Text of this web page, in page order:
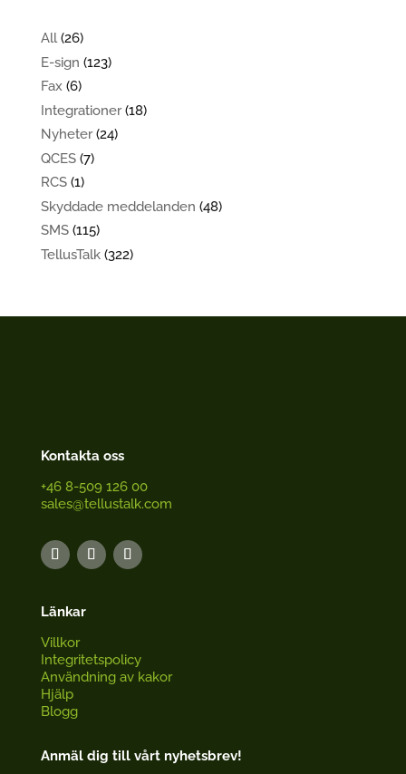
All(26)
E-sign (123)
Fax(6)
Integrationer(18)
Nyheter(24)
QCES(7)
RCS(1)
Skyddade meddelanden (48)
SMS(115)
TellusTalk(322)
Kontakta oss
+46 8-509 126 00
sales@tellustalk.com
Länkar
Villkor
Integritetspolicy
Användning av kakor
Hjälp
Blogg
Anmäl dig till vårt nyhetsbrev!